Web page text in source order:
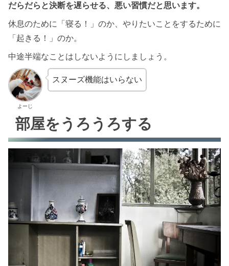
だらだらと決断を遅らせる、悪い習慣だと思います。
休息のために「寝る！」のか、やりたいことをするために
「起きる！」のか。
中途半端なことはしないようにしましょう。
よーじ
スヌーズ機能はいらない
部屋をうろうろする